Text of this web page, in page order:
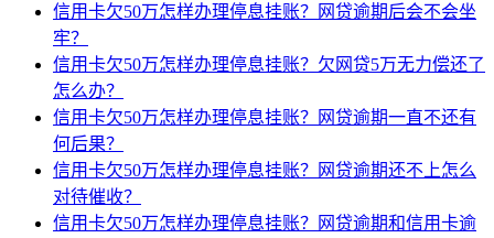
信用卡欠50万怎样办理停息挂账？网贷逾期后会不会坐
牢？
信用卡欠50万怎样办理停息挂账？欠网贷5万无力偿还了
怎么办？
信用卡欠50万怎样办理停息挂账？网贷逾期一直不还有
何后果？
信用卡欠50万怎样办理停息挂账？网贷逾期还不上怎么
对待催收？
信用卡欠50万怎样办理停息挂账？网贷逾期和信用卡逾